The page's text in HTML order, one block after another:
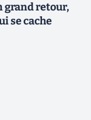
grand retour,
se cache